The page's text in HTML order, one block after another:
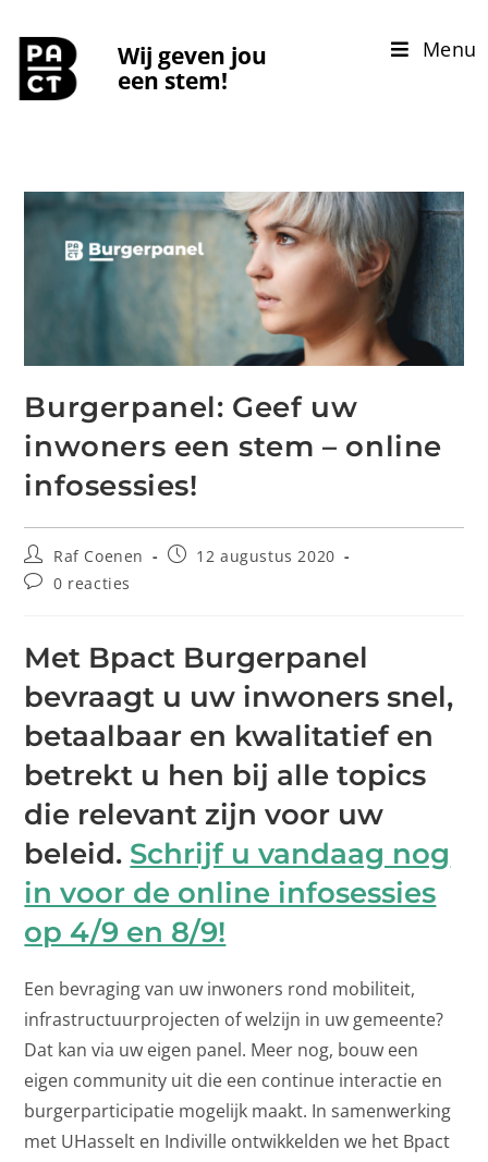
Wij geven jou
een stem!
Menu
Burgerpanel: Geef uw
inwoners een stem – online
infosessies!
Raf Coenen
12 augustus 2020
0 reacties
Met Bpact Burgerpanel
bevraagt u uw inwoners snel,
betaalbaar en kwalitatief en
betrekt u hen bij alle topics
die relevant zijn voor uw
beleid. Schrijf u vandaag nog
in voor de online infosessies
op 4/9 en 8/9!
Een bevraging van uw inwoners rond mobiliteit,
infrastructuurprojecten of welzijn in uw gemeente?
Dat kan via uw eigen panel. Meer nog, bouw een
eigen community uit die een continue interactie en
burgerparticipatie mogelijk maakt. In samenwerking
met UHasselt en Indiville ontwikkelden we het Bpact